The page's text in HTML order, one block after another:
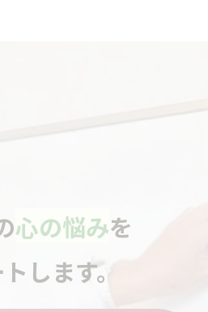
心の悩みを
します。